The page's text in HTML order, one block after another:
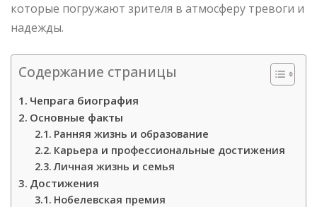
которые погружают зрителя в атмосферу тревоги и
надежды.
Содержание страницы
Чепрага биография
Основные факты
Ранняя жизнь и образование
Карьера и профессиональные достижения
Личная жизнь и семья
Достижения
Нобелевская премия